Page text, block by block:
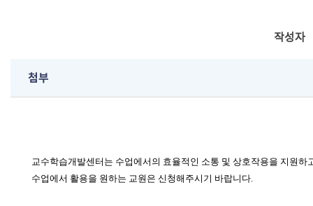
작성자
첨부
교수학습개발센터는 수업에서의 효율적인 소통 및 상호작용을 지원
수업에서 활용을 원하는 교원은 신청해주시기 바랍니다.